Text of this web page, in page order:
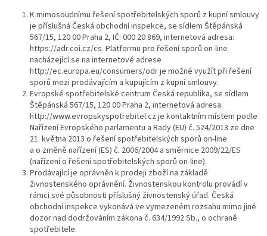
K mimosoudnímu řešení spotřebitelských sporů z kupní smlouvy
je příslušná Česká obchodní inspekce, se sídlem Štěpánská
567/15, 120 00 Praha 2, IČ: 000 20 869, internetová adresa:
https://adr.coi.cz/cs. Platformu pro řešení sporů on-line
nacházející se na internetové adrese
http://ec.europa.eu/consumers/odr je možné využít při řešení
sporů mezi prodávajícím a kupujícím z kupní smlouvy.
Evropské spotřebitelské centrum Česká republika, se sídlem
Štěpánská 567/15, 120 00 Praha 2, internetová adresa:
http://www.evropskyspotrebitel.cz je kontaktním místem podle
Nařízení Evropského parlamentu a Rady (EU) č. 524/2013 ze dne
21. května 2013 o řešení spotřebitelských sporů on-line
a o změně nařízení (ES) č. 2006/2004 a směrnice 2009/22/ES
(nařízení o řešení spotřebitelských sporů on-line).
Prodávající je oprávněn k prodeji zboží na základě
živnostenského oprávnění. Živnostenskou kontrolu provádí v
rámci své působnosti příslušný živnostenský úřad. Česká
obchodní inspekce vykonává ve vymezeném rozsahu mimo jiné
dozor nad dodržováním zákona č. 634/1992 Sb., o ochraně
spotřebitele.